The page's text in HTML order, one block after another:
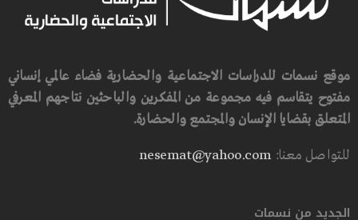
موقع نسمات للدراسات الاجتماعية والحضارية فضاء عالمي إنساني
مفتوح يتقاسم فيه مجموعة من المفكرين والباحثين نتاجهم المعرفي
المتعلق بقضايا الإنسان والمجتمع والحضارة.
للتواصل معنا:nesemat@yahoo.com
الجديد من نسمات